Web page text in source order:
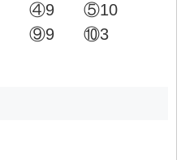
④9 ⑤10
⑨9 ⑩3